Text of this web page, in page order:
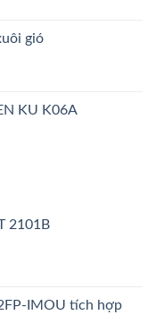
gió
KU K06A
2101B
IMOU tích hợp